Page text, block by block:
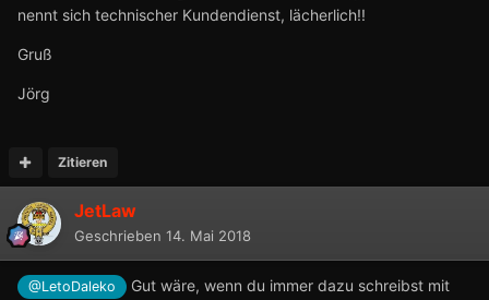
nennt sich technischer Kundendienst, lächerlich!!
Gruß
Jörg
Zitieren
JetLaw
Geschrieben 14. Mai 2018
@LetoDaleko
Gut wäre, wenn du immer dazu schreibst mit